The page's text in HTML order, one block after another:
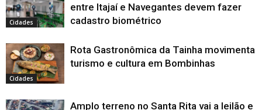
Cidades
entre Itajaí e Navegantes devem fazer
cadastro biométrico
Cidades
Rota Gastronômica da Tainha movimenta
turismo e cultura em Bombinhas
Amplo terreno no Santa Rita vai a leilão e